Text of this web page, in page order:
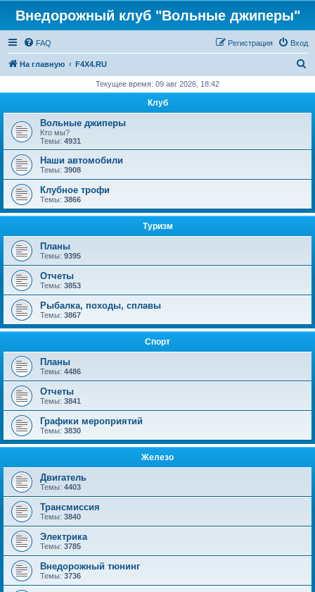
Внедорожный клуб "Вольные джиперы"
FAQ Вход
Регистрация
На главную F4X4.RU
с
Текущее время: 09 авг 2026, 18:42
Клуб
Вольные джиперы
Кто мы?
Темы: 4931
Наши автомобили
Темы: 3908
Клубное трофи
Темы: 3866
Туризм
Планы
Темы: 9395
Отчеты
Темы: 3853
Рыбалка, походы, сплавы
Темы: 3867
Спорт
Планы
Темы: 4486
Отчеты
Темы: 3841
Графики мероприятий
Темы: 3830
Железо
Двигатель
Темы: 4403
Трансмиссия
Темы: 3840
Электрика
Темы: 3785
Внедорожный тюнинг
Темы: 3736